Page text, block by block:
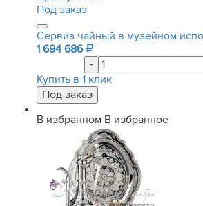
Под заказ
Сервиз чайный в музейном
1 694 686
-
Купить в 1 клик
В избранном В избранное